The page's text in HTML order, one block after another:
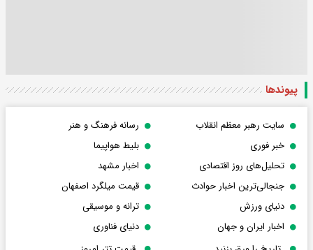
پیوندها
سایت رهبر معظم انقلاب
رسانه فرهنگ و هنر
خبر فوری
بلیط هواپیما
تحلیل‌های روز اقتصادی
اخبار مشهد
جنجالی‌ترین اخبار حوادث
قیمت میلگرد اصفهان
دنیای ورزش
ترانه و موسیقی
اخبار ایران و جهان
دنیای فناوری